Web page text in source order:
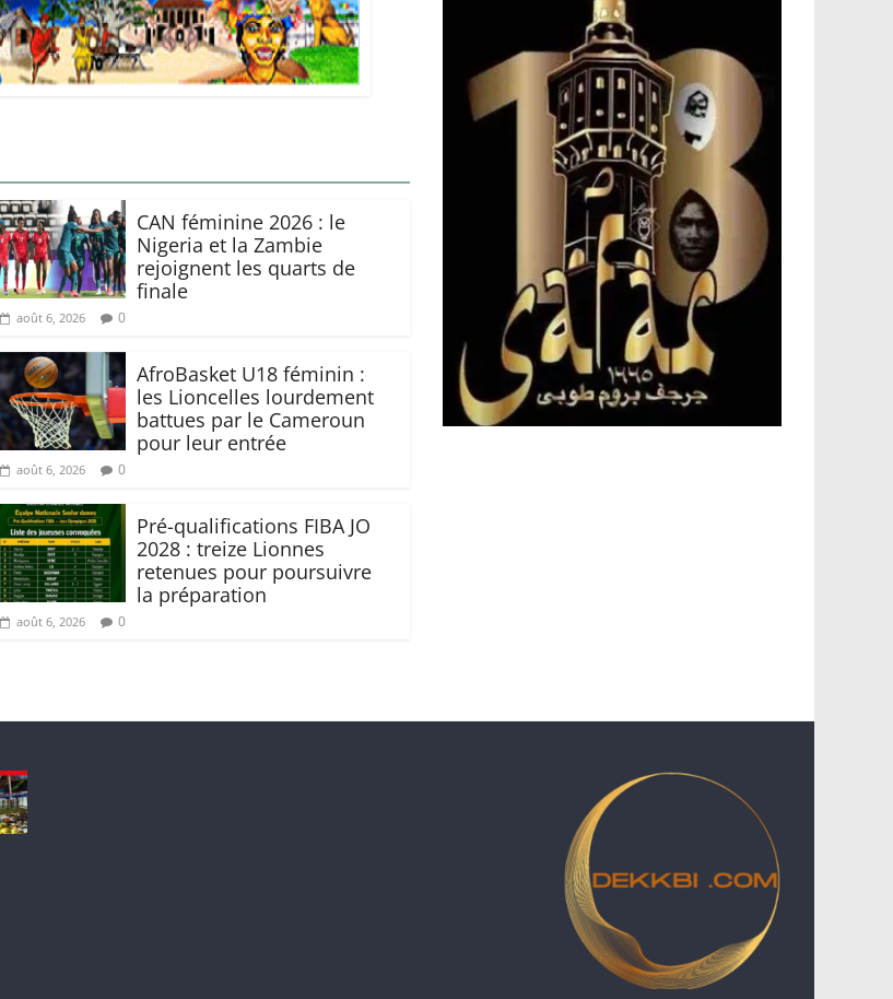
‎CAN féminine 2026 : le
Nigeria et la Zambie
rejoignent les quarts de
finale ‎
août 6, 2026 0
AfroBasket U18 féminin :
les Lioncelles lourdement
battues par le Cameroun
pour leur entrée
août 6, 2026 0
Pré-qualifications FIBA JO
2028 : treize Lionnes
retenues pour poursuivre
la préparation ‎
août 6, 2026 0